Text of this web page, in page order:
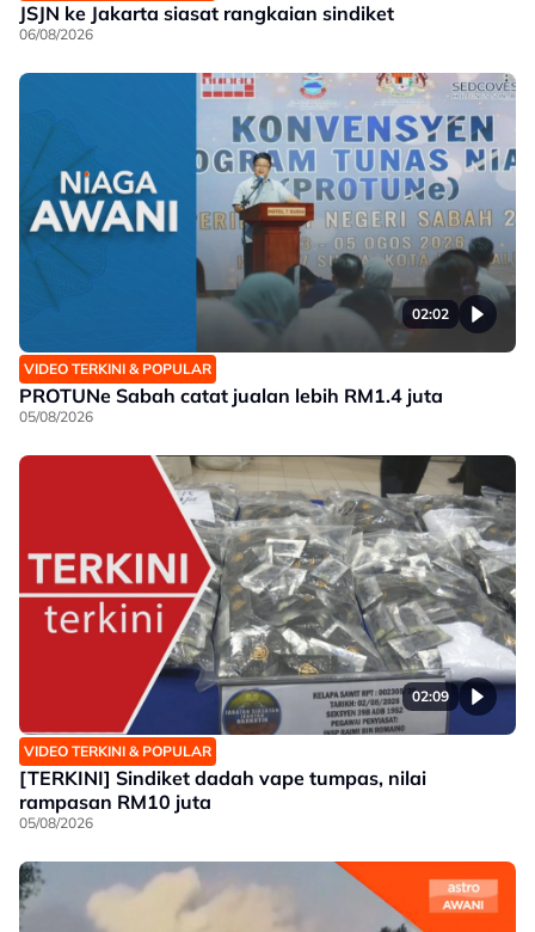
JSJN ke Jakarta siasat rangkaian sindiket
06/08/2026
02:02
VIDEO TERKINI & POPULAR
PROTUNe Sabah catat jualan lebih RM1.4 juta
05/08/2026
02:09
VIDEO TERKINI & POPULAR
[TERKINI] Sindiket dadah vape tumpas, nilai
rampasan RM10 juta
05/08/2026